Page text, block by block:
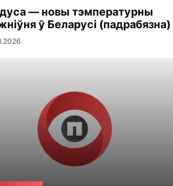
— новы тэмпературны
ў Беларусі (падрабязна)